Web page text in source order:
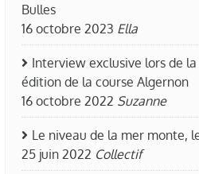
Bulles
16 octobre 2023 Ella
Interview exclusive lors de
édition de la course Algernon
16 octobre 2022 Suzanne
Le niveau de la mer monte,
25 juin 2022 Collectif